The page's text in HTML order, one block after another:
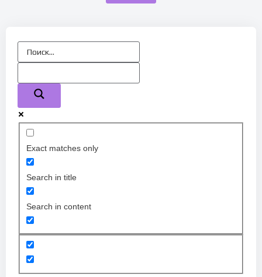
Exact matches only
Search in title
Search in content